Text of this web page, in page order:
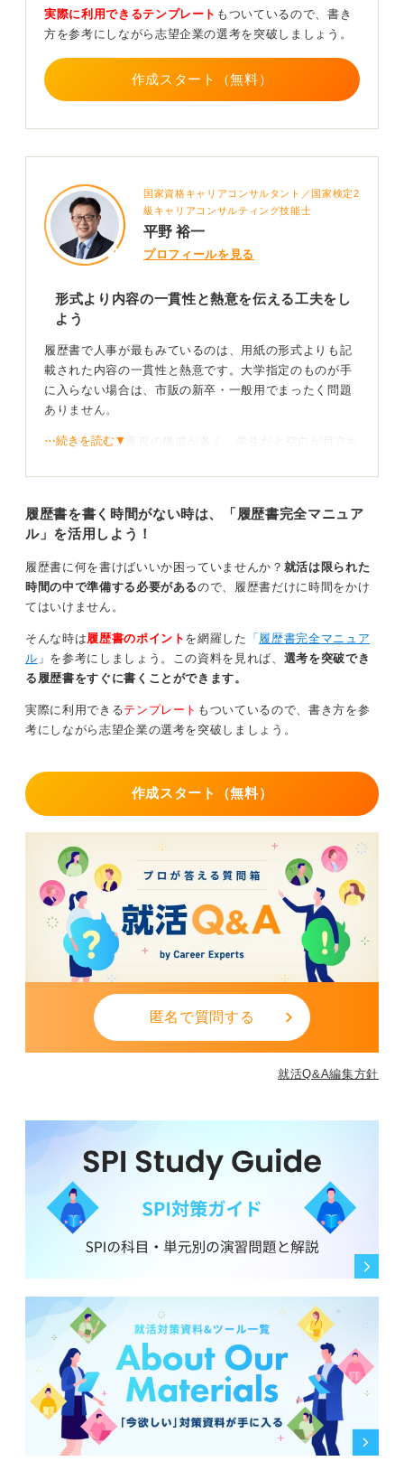
迷ったときは大学の窓口で確認し、自信を持って提出で
きる書類を仕上げましょう。
実際に利用できるテンプレート もついているので、書き
方を参考にしながら志望企業の選考を突破しましょう。
作成スタート（無料）
国家資格キャリアコンサルタント／国家検定2
級キャリアコンサルティング技能士
平野 裕一
プロフィールを見る
形式より内容の一貫性と熱意を伝える工夫をし
よう
履歴書で人事が最もみているのは、用紙の形式よりも記
載された内容の一貫性と熱意です。大学指定のものが手
に入らない場合は、市販の新卒・一般用でまったく問題
ありません。
JIS規格は職歴重視の構成が多く、学生だと空白が目立ち
重要になります。
もし職歴欄が余ってしまう場合は、長期インターンや継
続したアルバイトを職歴に準ずる経験として記載しまし
ょう。自分の役割を明記することで、空白を埋めつつ熱
意を伝えてください。
履歴書でみられているのは、単なる情報ではなく相手へ
の配慮です。
結論・行動・成果を簡潔にまとめ、読み手があなたを理
⋯続きを読む▼
履歴書を書く時間がない時は、「履歴書完全マニュア
ル」を活用しよう！
履歴書に何を書けばいいか困っていませんか？ 就活は限られた
時間の中で準備する必要があるので、履歴書だけに時間をかけ
てはいけません。
そんな時は履歴書のポイント を網羅した 「 履歴書完全マニュア
ル 」を参考にしましょう。この資料を見れば、 選考を突破でき
る履歴書をすぐに書くことができます。
実際に利用できるテンプレート もついているので、書き方を参
考にしながら志望企業の選考を突破しましょう。
作成スタート（無料）
匿名で質問する
就活Q&A編集方針